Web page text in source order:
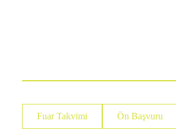
Fuar Takvimi Ön Başvuru